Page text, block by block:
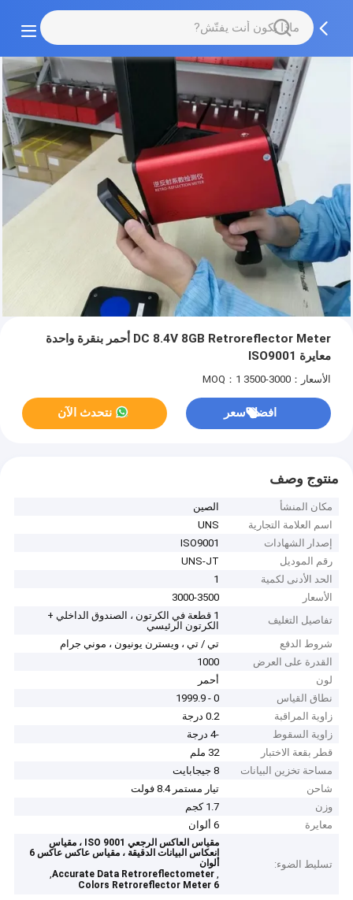
DC 8.4V 8GB Retroreflector Meter أحمر بنقرة واحدة
معايرة ISO9001
الأسعار：3000-3500 MOQ：1
افضل سعر نتحدث الآن
منتوج وصف
مكان المنشأ
الصين
اسم العلامة التجارية
UNS
إصدار الشهادات
ISO9001
رقم الموديل
UNS-JT
الحد الأدنى لكمية
1
الأسعار
3000-3500
تفاصيل التغليف
1 قطعة في الكرتون ، الصندوق الداخلي +
الكرتون الرئيسي
شروط الدفع
تي / تي ، ويسترن يونيون ، موني جرام
القدرة على العرض
1000
لون
أحمر
نطاق القياس
0 - 1999.9
زاوية المراقبة
0.2 درجة
زاوية السقوط
-4 درجة
قطر بقعة الاختبار
32 ملم
مساحة تخزين البيانات
8 جيجابايت
شاحن
تيار مستمر 8.4 فولت
وزن
1.7 كجم
معايرة
6 ألوان
تسليط الضوء:
مقياس العاكس الرجعي ISO 9001 ، مقياس
انعكاس البيانات الدقيقة ، مقياس عاكس عاكس 6
ألوان
,
Accurate Data Retroreflectometer
,
6 Colors Retroreflector Meter